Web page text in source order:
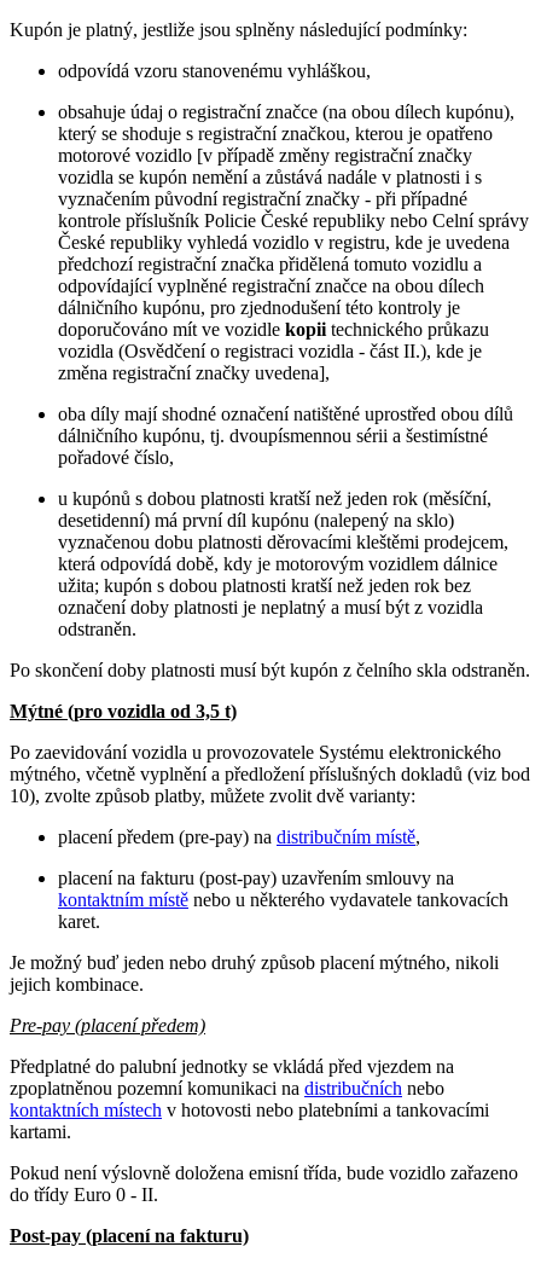
Kupón je platný, jestliže jsou splněny následující podmínky:
odpovídá vzoru stanovenému vyhláškou,
obsahuje údaj o registrační značce (na obou dílech kupónu),
který se shoduje s registrační značkou, kterou je opatřeno
motorové vozidlo [v případě změny registrační značky
vozidla se kupón nemění a zůstává nadále v platnosti i s
vyznačením původní registrační značky - při případné
kontrole příslušník Policie České republiky nebo Celní správy
České republiky vyhledá vozidlo v registru, kde je uvedena
předchozí registrační značka přidělená tomuto vozidlu a
odpovídající vyplněné registrační značce na obou dílech
dálničního kupónu, pro zjednodušení této kontroly je
doporučováno mít ve vozidle kopii technického průkazu
vozidla (Osvědčení o registraci vozidla - část II.), kde je
změna registrační značky uvedena],
oba díly mají shodné označení natištěné uprostřed obou dílů
dálničního kupónu, tj. dvoupísmennou sérii a šestimístné
pořadové číslo,
u kupónů s dobou platnosti kratší než jeden rok (měsíční,
desetidenní) má první díl kupónu (nalepený na sklo)
vyznačenou dobu platnosti děrovacími kleštěmi prodejcem,
která odpovídá době, kdy je motorovým vozidlem dálnice
užita; kupón s dobou platnosti kratší než jeden rok bez
označení doby platnosti je neplatný a musí být z vozidla
odstraněn.
Po skončení doby platnosti musí být kupón z čelního skla odstraněn.
Mýtné (pro vozidla od 3,5 t)
Po zaevidování vozidla u provozovatele Systému elektronického
mýtného, včetně vyplnění a předložení příslušných dokladů (viz bod
10), zvolte způsob platby, můžete zvolit dvě varianty:
placení předem (pre-pay) na distribučním místě,
placení na fakturu (post-pay) uzavřením smlouvy na
kontaktním místě nebo u některého vydavatele tankovacích
karet.
Je možný buď jeden nebo druhý způsob placení mýtného, nikoli
jejich kombinace.
Pre-pay (placení předem)
Předplatné do palubní jednotky se vkládá před vjezdem na
zpoplatněnou pozemní komunikaci na distribučních nebo
kontaktních místech v hotovosti nebo platebními a tankovacími
kartami.
Pokud není výslovně doložena emisní třída, bude vozidlo zařazeno
do třídy Euro 0 - II.
Post-pay (placení na fakturu)